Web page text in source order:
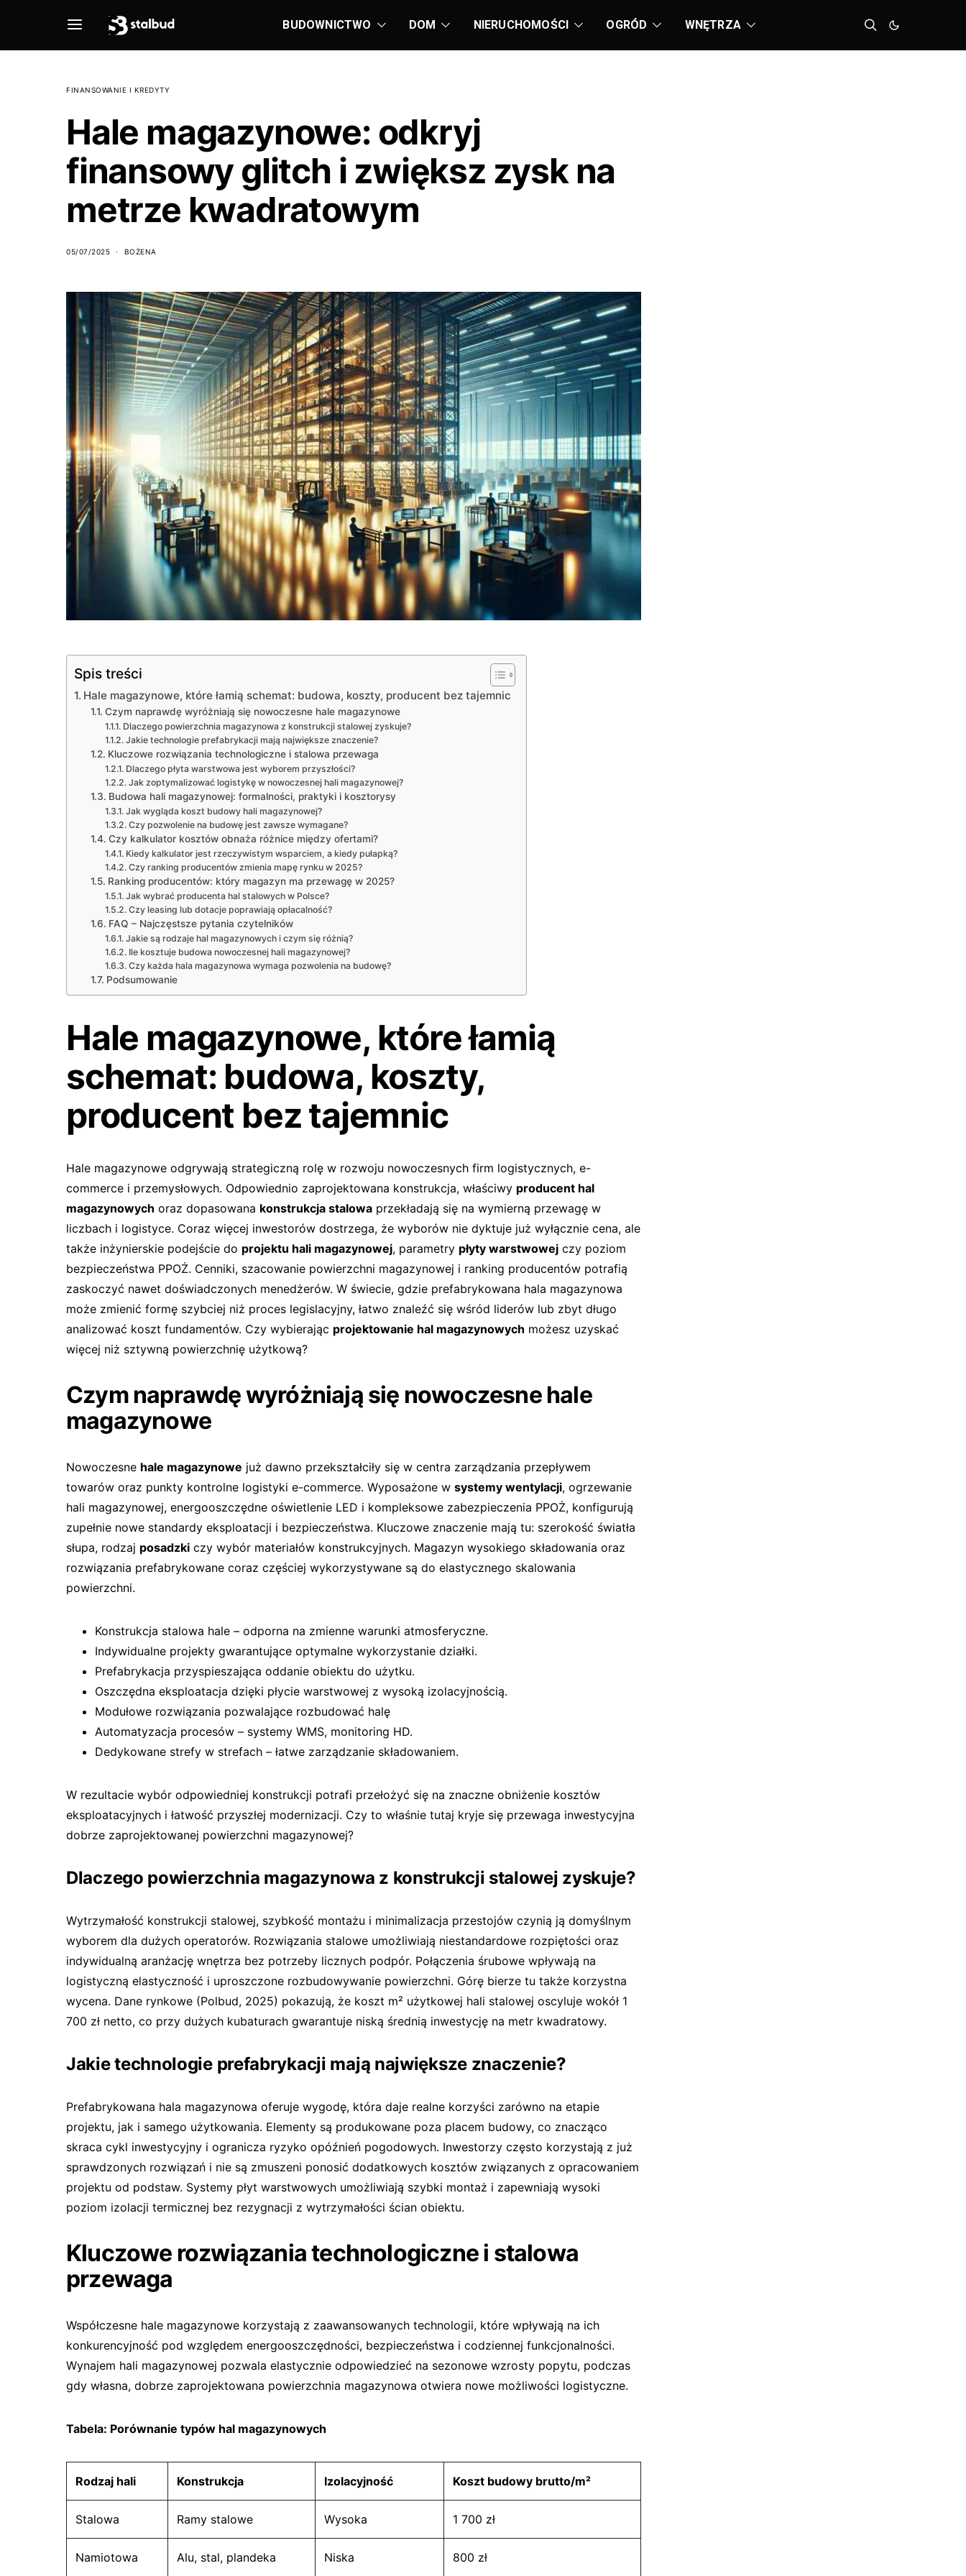
BUDOWNICTWO DOM NIERUCHOMOŚCI OGRÓD WNĘTRZA
FINANSOWANIE I KREDYTY
Hale magazynowe: odkryj
finansowy glitch i zwiększ zysk na
metrze kwadratowym
05/07/2025 BOŻENA
Spis treści
Hale magazynowe, które łamią schemat: budowa, koszty, producent bez tajemnic
Czym naprawdę wyróżniają się nowoczesne hale magazynowe
Dlaczego powierzchnia magazynowa z konstrukcji stalowej zyskuje?
Jakie technologie prefabrykacji mają największe znaczenie?
Kluczowe rozwiązania technologiczne i stalowa przewaga
Dlaczego płyta warstwowa jest wyborem przyszłości?
Jak zoptymalizować logistykę w nowoczesnej hali magazynowej?
Budowa hali magazynowej: formalności, praktyki i kosztorysy
Jak wygląda koszt budowy hali magazynowej?
Czy pozwolenie na budowę jest zawsze wymagane?
Czy kalkulator kosztów obnaża różnice między ofertami?
Kiedy kalkulator jest rzeczywistym wsparciem, a kiedy pułapką?
Czy ranking producentów zmienia mapę rynku w 2025?
Ranking producentów: który magazyn ma przewagę w 2025?
Jak wybrać producenta hal stalowych w Polsce?
Czy leasing lub dotacje poprawiają opłacalność?
FAQ – Najczęstsze pytania czytelników
Jakie są rodzaje hal magazynowych i czym się różnią?
Ile kosztuje budowa nowoczesnej hali magazynowej?
Czy każda hala magazynowa wymaga pozwolenia na budowę?
Podsumowanie
Hale magazynowe, które łamią
schemat: budowa, koszty,
producent bez tajemnic
Hale magazynowe odgrywają strategiczną rolę w rozwoju nowoczesnych firm logistycznych, e-
commerce i przemysłowych. Odpowiednio zaprojektowana konstrukcja, właściwy producent hal
magazynowych oraz dopasowana konstrukcja stalowa przekładają się na wymierną przewagę w
liczbach i logistyce. Coraz więcej inwestorów dostrzega, że wyborów nie dyktuje już wyłącznie cena, ale
także inżynierskie podejście do projektu hali magazynowej, parametry płyty warstwowej czy poziom
bezpieczeństwa PPOŻ. Cenniki, szacowanie powierzchni magazynowej i ranking producentów potrafią
zaskoczyć nawet doświadczonych menedżerów. W świecie, gdzie prefabrykowana hala magazynowa
może zmienić formę szybciej niż proces legislacyjny, łatwo znaleźć się wśród liderów lub zbyt długo
analizować koszt fundamentów. Czy wybierając projektowanie hal magazynowych możesz uzyskać
więcej niż sztywną powierzchnię użytkową?
Czym naprawdę wyróżniają się nowoczesne hale
magazynowe
Nowoczesne hale magazynowe już dawno przekształciły się w centra zarządzania przepływem
towarów oraz punkty kontrolne logistyki e-commerce. Wyposażone w systemy wentylacji, ogrzewanie
hali magazynowej, energooszczędne oświetlenie LED i kompleksowe zabezpieczenia PPOŻ, konfigurują
zupełnie nowe standardy eksploatacji i bezpieczeństwa. Kluczowe znaczenie mają tu: szerokość światła
słupa, rodzaj posadzki czy wybór materiałów konstrukcyjnych. Magazyn wysokiego składowania oraz
rozwiązania prefabrykowane coraz częściej wykorzystywane są do elastycznego skalowania
powierzchni.
Konstrukcja stalowa hale – odporna na zmienne warunki atmosferyczne.
Indywidualne projekty gwarantujące optymalne wykorzystanie działki.
Prefabrykacja przyspieszająca oddanie obiektu do użytku.
Oszczędna eksploatacja dzięki płycie warstwowej z wysoką izolacyjnością.
Modułowe rozwiązania pozwalające rozbudować halę
Automatyzacja procesów – systemy WMS, monitoring HD.
Dedykowane strefy w strefach – łatwe zarządzanie składowaniem.
W rezultacie wybór odpowiedniej konstrukcji potrafi przełożyć się na znaczne obniżenie kosztów
eksploatacyjnych i łatwość przyszłej modernizacji. Czy to właśnie tutaj kryje się przewaga inwestycyjna
dobrze zaprojektowanej powierzchni magazynowej?
Dlaczego powierzchnia magazynowa z konstrukcji stalowej zyskuje?
Wytrzymałość konstrukcji stalowej, szybkość montażu i minimalizacja przestojów czynią ją domyślnym
wyborem dla dużych operatorów. Rozwiązania stalowe umożliwiają niestandardowe rozpiętości oraz
indywidualną aranżację wnętrza bez potrzeby licznych podpór. Połączenia śrubowe wpływają na
logistyczną elastyczność i uproszczone rozbudowywanie powierzchni. Górę bierze tu także korzystna
wycena. Dane rynkowe (Polbud, 2025) pokazują, że koszt m² użytkowej hali stalowej oscyluje wokół 1
700 zł netto, co przy dużych kubaturach gwarantuje niską średnią inwestycję na metr kwadratowy.
Jakie technologie prefabrykacji mają największe znaczenie?
Prefabrykowana hala magazynowa oferuje wygodę, która daje realne korzyści zarówno na etapie
projektu, jak i samego użytkowania. Elementy są produkowane poza placem budowy, co znacząco
skraca cykl inwestycyjny i ogranicza ryzyko opóźnień pogodowych. Inwestorzy często korzystają z już
sprawdzonych rozwiązań i nie są zmuszeni ponosić dodatkowych kosztów związanych z opracowaniem
projektu od podstaw. Systemy płyt warstwowych umożliwiają szybki montaż i zapewniają wysoki
poziom izolacji termicznej bez rezygnacji z wytrzymałości ścian obiektu.
Kluczowe rozwiązania technologiczne i stalowa
przewaga
Współczesne hale magazynowe korzystają z zaawansowanych technologii, które wpływają na ich
konkurencyjność pod względem energooszczędności, bezpieczeństwa i codziennej funkcjonalności.
Wynajem hali magazynowej pozwala elastycznie odpowiedzieć na sezonowe wzrosty popytu, podczas
gdy własna, dobrze zaprojektowana powierzchnia magazynowa otwiera nowe możliwości logistyczne.
Tabela: Porównanie typów hal magazynowych
Rodzaj hali Konstrukcja Izolacyjność Koszt budowy brutto/m²
Stalowa Ramy stalowe Wysoka 1 700 zł
Namiotowa Alu, stal, plandeka Niska 800 zł